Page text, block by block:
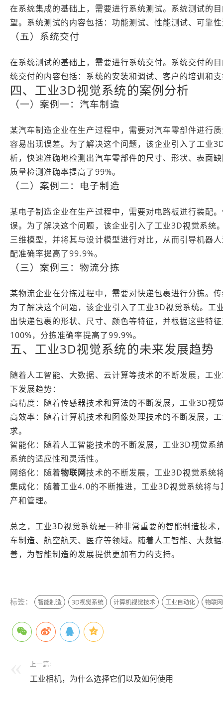
在系统集成的基础上，需要进行系统测试。系统测试的
望。系统测试的内容包括：功能测试、性能测试、可靠
（五）系统交付
在系统测试的基础上，需要进行系统交付。系统交付的
统交付的内容包括：系统的安装和调试、客户的培训和
四、工业3D视觉系统的案例分析
（一）案例一：汽车制造
某汽车制造企业在生产过程中，需要对汽车零部件进行
容易出现误差。为了解决这个问题，该企业引入了工业
析，快速准确地检测出汽车零部件的尺寸、形状、表面
质量检测准确率提高了99%。
（二）案例二：电子制造
某电子制造企业在生产过程中，需要对电路板进行装配
误。为了解决这个问题，该企业引入了工业3D视觉系
三维模型，并将其与设计模型进行对比，从而引导机器
配准确率提高了99.9%。
（三）案例三：物流分拣
某物流企业在分拣过程中，需要对快递包裹进行分拣。
为了解决这个问题，该企业引入了工业3D视觉系统。
出快递包裹的形状、尺寸、颜色等特征，并根据这些特
100%，分拣准确率提高了99.9%。
五、工业3D视觉系统的未来发展趋势
随着人工智能、大数据、云计算等技术的不断发展，工
下发展趋势：
高精度：随着传感器技术和算法的不断发展，工业3D
高效率：随着计算机技术和图像处理技术的不断发展，
求。
智能化：随着人工智能技术的不断发展，工业3D视觉
系统的适应性和灵活性。
网络化：随着物联网技术的不断发展，工业3D视觉系统
集成化：随着工业4.0的不断推进，工业3D视觉系统将与
产和管理。
总之，工业3D视觉系统是一种非常重要的智能制造技
车制造、航空航天、医疗等领域。随着人工智能、大数
善，为智能制造的发展提供更加有力的支持。
标签： 智能制造 3D视觉系统 计算机视觉技术 工业自动化 物联网
上一篇:
工业相机，为什么选择它们以及如何使用